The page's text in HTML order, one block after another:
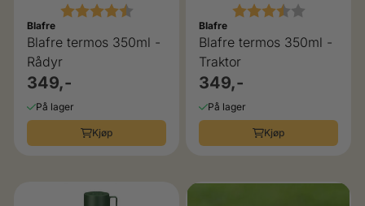
Karakter:
Blafre
Blafre termos 350ml -
Rådyr
349,-
På lager
Kjøp
Karakter:
Blafre
Blafre termos 350ml -
Traktor
349,-
På lager
Kjøp